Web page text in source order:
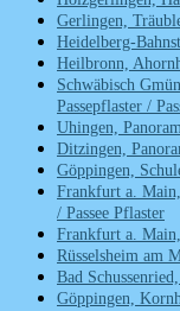
Gerlingen,
Heidelberg-
Heilbronn,
Schwäbisch
Passepflaster /
Uhingen,
Ditzingen,
Göppingen,
Frankfurt a.
/ Passee Pflaster
Frankfurt a.
Rüsselsheim am
Bad
Göppingen,